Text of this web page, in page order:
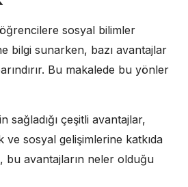
sosyal bilimler
bilgi sunarken, bazı avantajlar
Bu makalede bu yönler
sağladığı çeşitli avantajlar,
sosyal gelişimlerine katkıda
bu avantajların neler olduğu